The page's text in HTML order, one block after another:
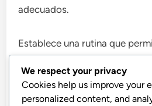
adecuados.
Establece una rutina que
semana en lugar de
diarios. Este enfoque ayuda a
We respect your privacy
Cookies help us improve your
personalized content, and